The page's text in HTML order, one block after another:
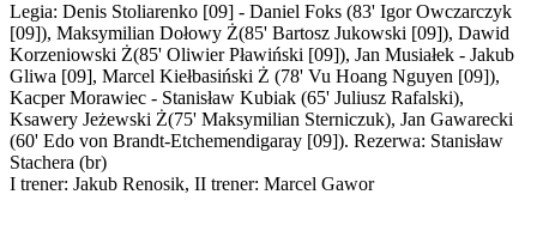
Legia: Denis Stoliarenko [09] - Daniel Foks (83' Igor Owczarczyk
[09]), Maksymilian Dołowy Ż(85' Bartosz Jukowski [09]), Dawid
Korzeniowski Ż(85' Oliwier Pławiński [09]), Jan Musiałek - Jakub
Gliwa [09], Marcel Kiełbasiński Ż (78' Vu Hoang Nguyen [09]),
Kacper Morawiec - Stanisław Kubiak (65' Juliusz Rafalski),
Ksawery Jeżewski Ż(75' Maksymilian Sterniczuk), Jan Gawarecki
(60' Edo von Brandt-Etchemendigaray [09]). Rezerwa: Stanisław
Stachera (br)
I trener: Jakub Renosik, II trener: Marcel Gawor